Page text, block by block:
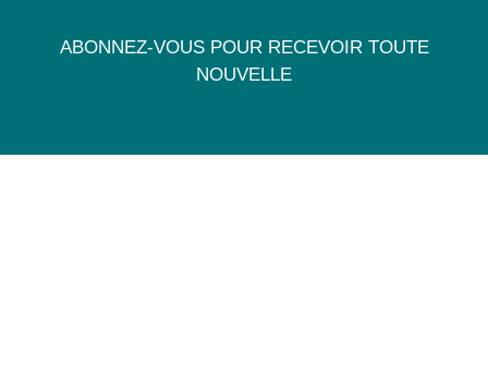
ABONNEZ-VOUS POUR RECEVOIR TOUTE
NOUVELLE